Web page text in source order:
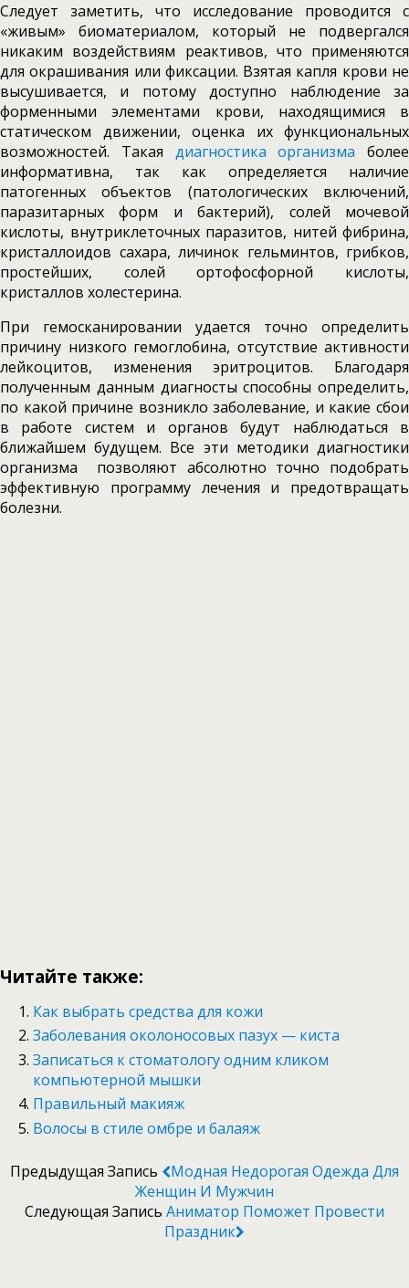
Следует заметить, что исследование проводится с
«живым» биоматериалом, который не подвергался
никаким воздействиям реактивов, что применяются
для окрашивания или фиксации. Взятая капля крови не
высушивается, и потому доступно наблюдение за
форменными элементами крови, находящимися в
статическом движении, оценка их функциональных
возможностей. Такая диагностика организма более
информативна, так как определяется наличие
патогенных объектов (патологических включений,
паразитарных форм и бактерий), солей мочевой
кислоты, внутриклеточных паразитов, нитей фибрина,
кристаллоидов сахара, личинок гельминтов, грибков,
простейших, солей ортофосфорной кислоты,
кристаллов холестерина.
При гемосканировании удается точно определить
причину низкого гемоглобина, отсутствие активности
лейкоцитов, изменения эритроцитов. Благодаря
полученным данным диагносты способны определить,
по какой причине возникло заболевание, и какие сбои
в работе систем и органов будут наблюдаться в
ближайшем будущем. Все эти методики диагностики
организма позволяют абсолютно точно подобрать
эффективную программу лечения и предотвращать
болезни.
Читайте также:
Как выбрать средства для кожи
Заболевания околоносовых пазух — киста
Записаться к стоматологу одним кликом
компьютерной мышки
Правильный макияж
Волосы в стиле омбре и балаяж
Предыдущая Запись
Модная Недорогая Одежда Для
Женщин И Мужчин
Следующая Запись Аниматор Поможет Провести
Праздник